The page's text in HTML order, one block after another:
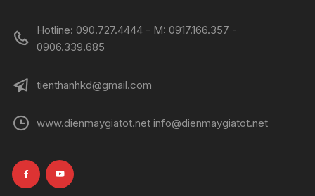
Hotline: 090.727.4444 - M: 0917.166.357 -
0906.339.685
tienthanhkd@gmail.com
www.dienmaygiatot.net info@dienmaygiatot.net